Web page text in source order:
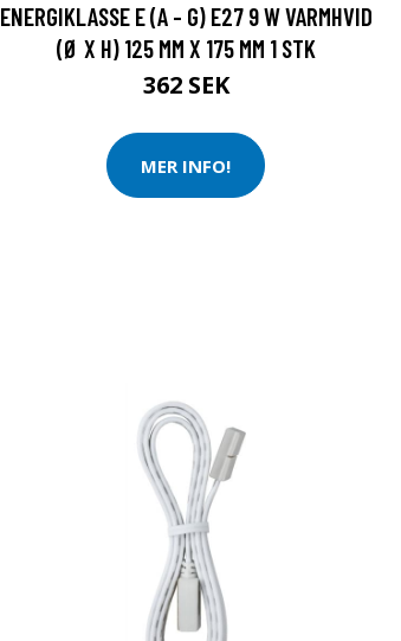
ENERGIKLASSE E (A - G) E27 9 W VARMHVID
(Ø X H) 125 MM X 175 MM 1 STK
362 SEK
MER INFO!